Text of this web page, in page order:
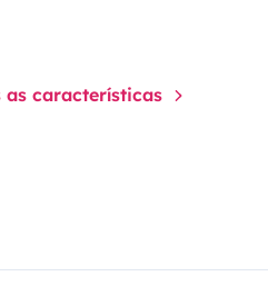
as características